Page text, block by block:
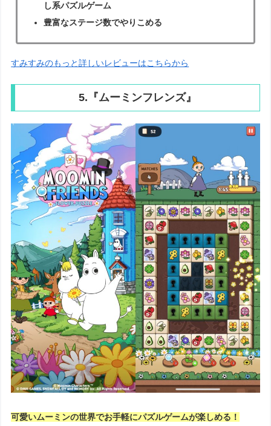
し系パズルゲーム
豊富なステージ数でやりこめる
すみすみのもっと詳しいレビューはこちらから
5.『ムーミンフレンズ』
可愛いムーミンの世界でお手軽にパズルゲームが楽しめる！